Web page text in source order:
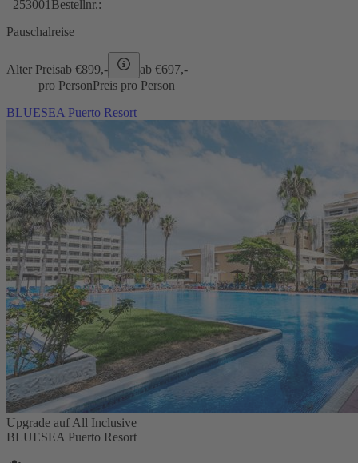
253001 Bestellnr.:
Pauschalreise
Alter Preisab €899,- ab €697,-
pro PersonPreis pro Person
BLUESEA Puerto Resort
Upgrade auf All Inclusive
BLUESEA Puerto Resort